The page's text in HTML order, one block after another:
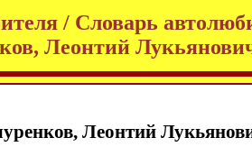
/ Словарь
Леонтий
Леонтий